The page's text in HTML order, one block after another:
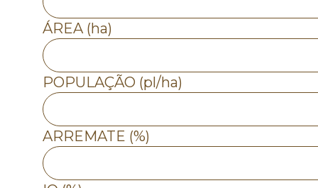
ÁREA (ha)
POPULAÇÃO (pl/ha)
ARREMATE (%)